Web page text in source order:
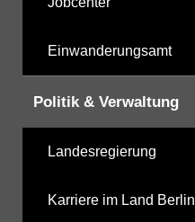
Einwanderungsamt
Politik & Verwaltung
Landesregierung
Karriere im Land Berlin